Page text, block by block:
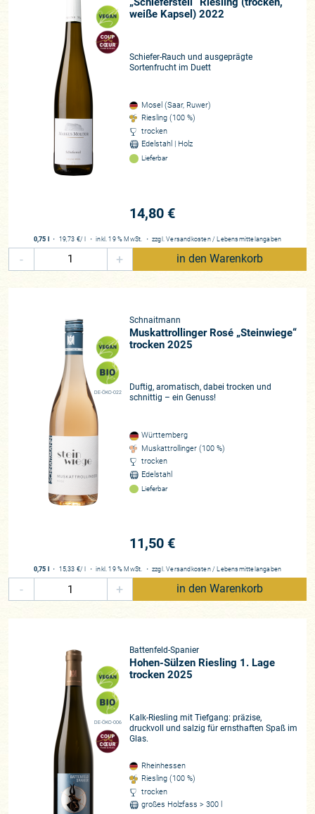
weiße Kapsel) 2022
Schiefer-Rauch und ausgeprägte
Sortenfrucht im Duett
Mosel (Saar, Ruwer)
Riesling (100 %)
trocken
Edelstahl | Holz
Lieferbar
14,80 €
0,75 l ・ 19,73 €/ l ・inkl. 19 % MwSt. ・ zzgl.Versandkosten / Lebensmittelangaben
- + in den Warenkorb
DE-ÖKO-022
Schnaitmann
Muskattrollinger Rosé „Steinwiege“
trocken 2025
Duftig, aromatisch, dabei trocken und
schnittig – ein Genuss!
Württemberg
Muskattrollinger (100 %)
trocken
Edelstahl
Lieferbar
11,50 €
0,75 l ・ 15,33 €/ l ・inkl. 19 % MwSt. ・ zzgl.Versandkosten / Lebensmittelangaben
- + in den Warenkorb
DE-ÖKO-006
Battenfeld-Spanier
Hohen-Sülzen Riesling 1. Lage
trocken 2025
Kalk-Riesling mit Tiefgang: präzise,
druckvoll und salzig für ernsthaften Spaß im
Glas.
Rheinhessen
Riesling (100 %)
trocken
großes Holzfass > 300 l